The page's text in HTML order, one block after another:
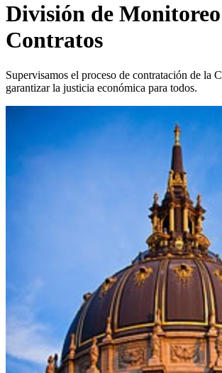
División de
Contratos
Supervisamos el proceso de contratación de la
garantizar la justicia económica para todos.